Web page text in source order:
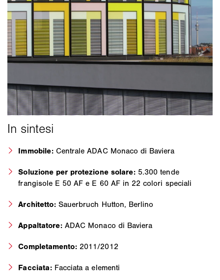
Immobile: Centrale ADAC Monaco di Baviera
Soluzione per protezione solare: 5.300 tende
frangisole E 50 AF e E 60 AF in 22 colori speciali
Architetto:Sauerbruch Hutton, Berlino
Appaltatore:ADAC Monaco di Baviera
Completamento: 2011/2012
Facciata: Facciata a elementi